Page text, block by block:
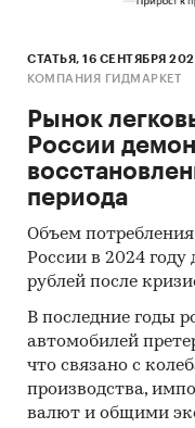
Категории:
мотоциклы /
Промышленность
Китайские
СТАТЬЯ, 16 СЕНТЯБРЯ
КОМПАНИЯ ГИДМАРКЕТ
Рынок
России
периода
Объем
России в 2024 году
рублей после
В последние годы
автомобилей
что связано с
производства,
валют и общими